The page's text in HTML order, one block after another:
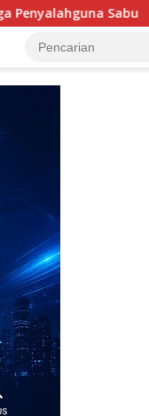
Pererat Sinergi Antar